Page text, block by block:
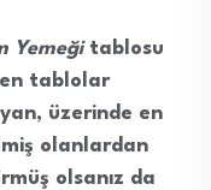
Yemeğitablosu
tablolar
üzerinde en
olanlardan
olsanız da